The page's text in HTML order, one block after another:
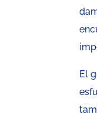
El